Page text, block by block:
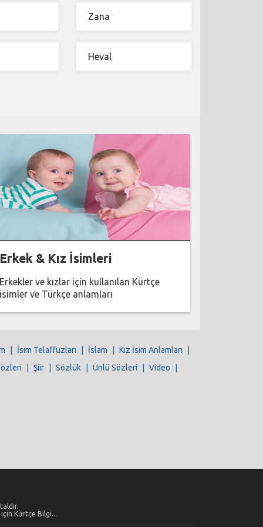
Zana
Heval
Erkek & Kız İsimleri
Erkekler ve kızlar için kullanılan Kürtçe
isimler ve Türkçe anlamları
| İsim Telaffuzları | İslam | Kız İsim Anlamları
|
| Şiir | Sözlük | Ünlü Sözleri | Video |
Kürtçe Bilgi...